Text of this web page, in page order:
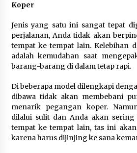
Wagub Malut
Pendampingan
Gratis,
Cipta Musik Kini
Kemenkum
RI dan Hari
melalui Fun
9 Agustus 2026
Koper
Jenis yang satu ini sangat tepat
perjalanan, Anda tidak akan
tempat ke tempat lain. Kelebihan
adalah kemudahan saat
barang-barang di dalam tetap rapi.
Di beberapa model dilengkapi
dibawa tidak akan membebani
menarik pegangan koper.
dilalui sulit dan Anda akan
tempat ke tempat lain, tas ini
karena harus dijinjing ke sana